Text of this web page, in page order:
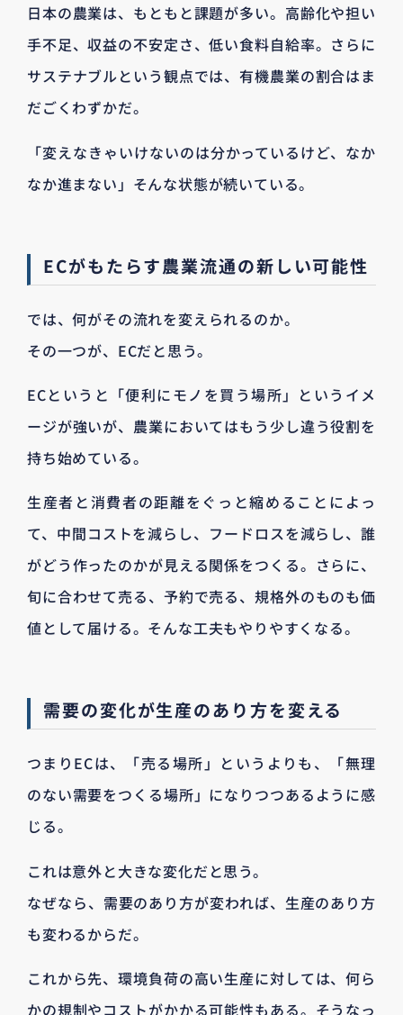
日本の農業は、もともと課題が多い。高齢化や担い
手不足、収益の不安定さ、低い食料自給率。さらに
サステナブルという観点では、有機農業の割合はま
だごくわずかだ。
「変えなきゃいけないのは分かっているけど、なか
なか進まない」そんな状態が続いている。
ECがもたらす農業流通の新しい可能性
では、何がその流れを変えられるのか。
その一つが、ECだと思う。
ECというと「便利にモノを買う場所」というイメ
ージが強いが、農業においてはもう少し違う役割を
持ち始めている。
生産者と消費者の距離をぐっと縮めることによっ
て、中間コストを減らし、フードロスを減らし、誰
がどう作ったのかが見える関係をつくる。さらに、
旬に合わせて売る、予約で売る、規格外のものも価
値として届ける。そんな工夫もやりやすくなる。
需要の変化が生産のあり方を変える
つまりECは、「売る場所」というよりも、「無理
のない需要をつくる場所」になりつつあるように感
じる。
これは意外と大きな変化だと思う。
なぜなら、需要のあり方が変われば、生産のあり方
も変わるからだ。
これから先、環境負荷の高い生産に対しては、何ら
かの規制やコストがかかる可能性もある。そうなっ